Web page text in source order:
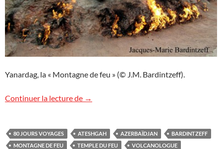
Yanardag, la « Montagne de feu » (© J.M. Bardintzeff).
Continuer la lecture de La Montagne de feu en Azerbaïdjan
→
80 JOURS VOYAGES ATESHGAH AZERBAÏDJAN
BARDINTZEFF
MONTAGNE DE FEU
TEMPLE DU FEU
VOLCANOLOGUE